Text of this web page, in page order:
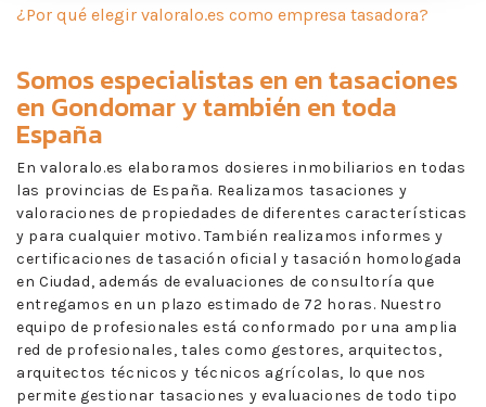
¿Por qué elegir valoralo.es como empresa tasadora?
Somos especialistas en entasaciones
en Gondomary también en toda
España
En valoralo.es elaboramos dosieres inmobiliarios en todas
las provincias de España. Realizamos tasaciones y
valoraciones de propiedades de diferentes características
y para cualquier motivo. También realizamos informes y
certificaciones de tasación oficial y tasación homologada
en Ciudad, además de evaluaciones de consultoría que
entregamos en un plazo estimado de 72 horas. Nuestro
equipo de profesionales está conformado por una amplia
red de profesionales, tales como gestores, arquitectos,
arquitectos técnicos y técnicos agrícolas, lo que nos
permite gestionar tasaciones y evaluaciones de todo tipo